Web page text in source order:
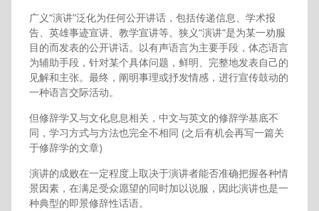
广义“演讲”泛化为任何公开讲话，包括传递信息、学术报
告、英雄事迹宣讲、教学宣讲等。狭义“演讲“是为某一劝服
目的而发表的公开讲话。以有声语言为主要手段，体态语言
为辅助手段，针对某个具体问题，鲜明、完整地发表自己的
见解和主张。最终，阐明事理或抒发情感，进行宣传鼓动的
一种语言交际活动。
但修辞学又与文化息息相关，中文与英文的修辞学基底不
同，学习方式与方法也完全不相同 (之后有机会再写一篇关
于修辞学的文章)
演讲的成败在一定程度上取决于演讲者能否准确把握各种情
景因素，在满足受众愿望的同时加以说服，因此演讲也是一
种典型的即景修辞性话语。